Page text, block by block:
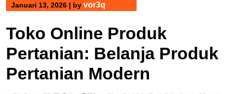
Januari 13, 2026 | by vor3q
Toko Online Produk
Pertanian: Belanja Produk
Pertanian Modern